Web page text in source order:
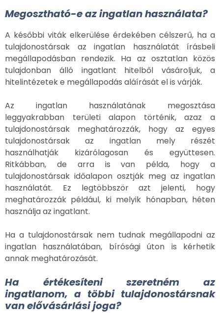
Megosztható-e az ingatlan használata?
A későbbi viták elkerülése érdekében célszerű, ha a
tulajdonostársak az ingatlan használatát írásbeli
megállapodásban rendezik. Ha az osztatlan közös
tulajdonban álló ingatlant hitelből vásároljuk, a
hitelintézetek e megállapodás aláírását el is várják.
Az ingatlan használatának megosztása
leggyakrabban területi alapon történik, azaz a
tulajdonostársak meghatározzák, hogy az egyes
tulajdonostársak az ingatlan mely részét
használhatják kizárólagosan és együttesen.
Ritkábban, de arra is van példa, hogy a
tulajdonostársak időalapon osztják meg az ingatlan
használatát. Ez legtöbbször azt jelenti, hogy
meghatározzák például, ki melyik hónapban, héten
használja az ingatlant.
Ha a tulajdonostársak nem tudnak megállapodni az
ingatlan használatában, bírósági úton is kérhetik
annak meghatározását.
Ha értékesíteni szeretném az
ingatlanom, a többi tulajdonostársnak
van elővásárlási joga?